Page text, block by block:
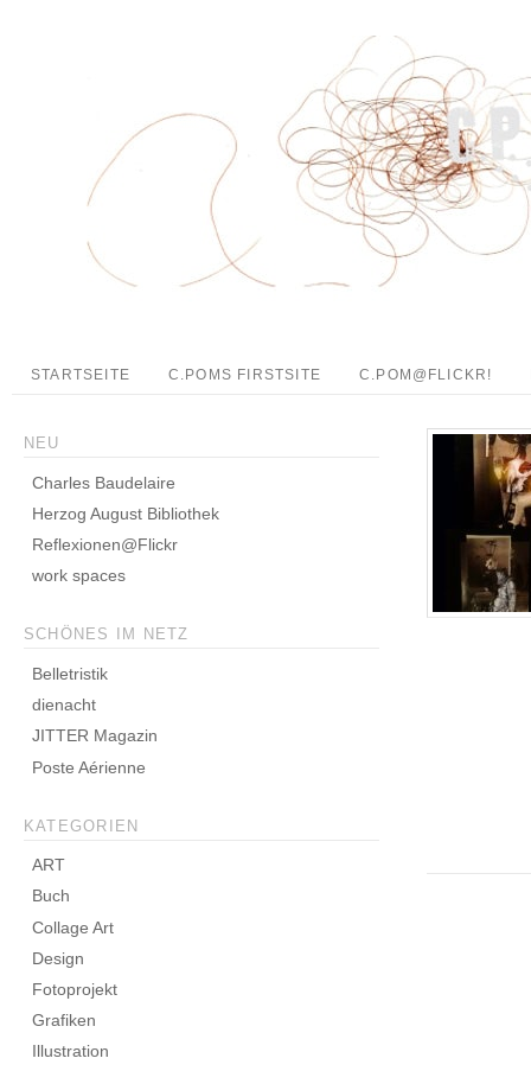
STARTSEITE C.POMS FIRSTSITE C.POM@FLICKR!
NEU
Charles Baudelaire
Herzog August Bibliothek
Reflexionen@Flickr
work spaces
SCHÖNES IM NETZ
Belletristik
dienacht
JITTER Magazin
Poste Aérienne
KATEGORIEN
ART
Buch
Collage Art
Design
Fotoprojekt
Grafiken
Illustration